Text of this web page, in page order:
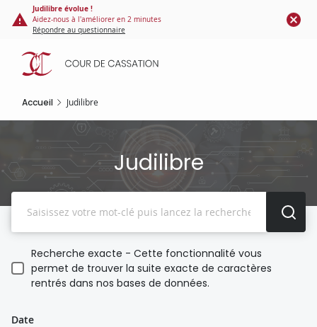
Panneau de gestion des cookies
contenu
principal
Judilibre évolue !
Aidez-nous à l'améliorer en 2 minutes
Répondre au questionnaire
Accueil Judilibre
Judilibre
Recherche exacte - Cette fonctionnalité vous
permet de trouver la suite exacte de caractères
rentrés dans nos bases de données.
Date